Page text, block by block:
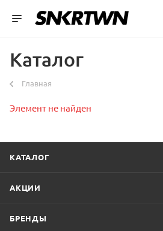
Каталог
Главная
Элемент не найден
КАТАЛОГ
АКЦИИ
БРЕНДЫ